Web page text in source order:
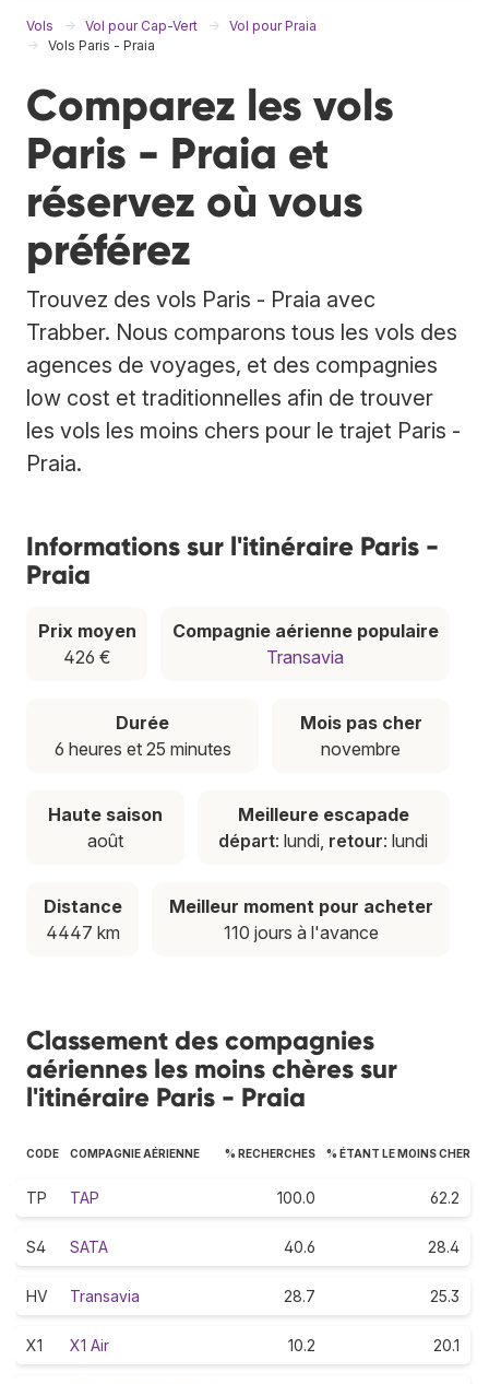
Vols Vol pour Cap-Vert
Vol pour Praia
Vols Paris - Praia
Comparez les vols
Paris - Praia et
réservez où vous
préférez
Trouvez des vols Paris - Praia avec
Trabber. Nous comparons tous les vols des
agences de voyages, et des compagnies
low cost et traditionnelles afin de trouver
les vols les moins chers pour le trajet Paris -
Praia.
Informations sur l'itinéraire Paris -
Praia
Prix moyen
426 €
Compagnie aérienne populaire
Transavia
Durée
6 heures et 25 minutes
Mois pas cher
novembre
Haute saison
août
Meilleure escapade
départ: lundi, retour: lundi
Distance
4447 km
Meilleur moment pour acheter
110 jours à l'avance
Classement des compagnies
aériennes les moins chères sur
l'itinéraire Paris - Praia
CODE COMPAGNIE AÉRIENNE % RECHERCHES % ÉTANT LE MOINS CHER
TP TAP 100.0 62.2
S4 SATA 40.6 28.4
HV Transavia 28.7 25.3
X1 X1 Air 10.2 20.1